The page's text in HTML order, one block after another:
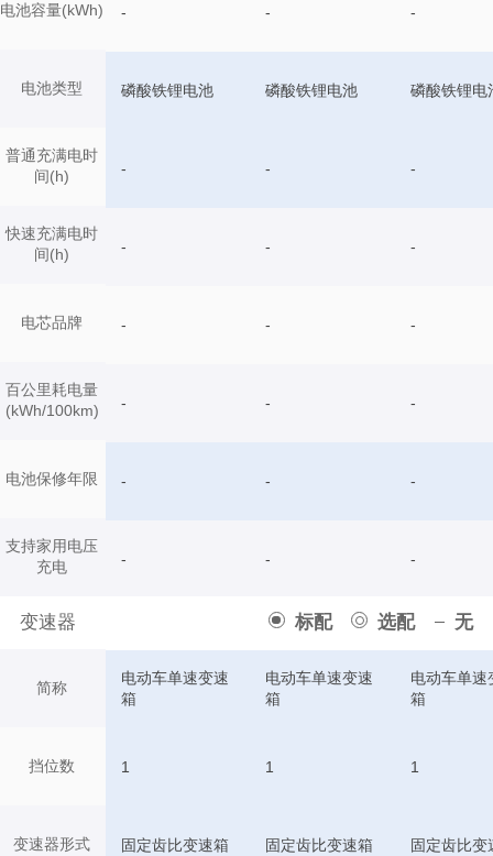
电池容量(kWh)
电池类型
普通充满电时
间(h)
快速充满电时
间(h)
电芯品牌
百公里耗电量
(kWh/100km)
电池保修年限
支持家用电压
充电
变速器 标配 选配 无
简称
挡位数
变速器形式
- - -
磷酸铁锂电池 磷酸铁锂电池 磷酸铁锂电
- - -
- - -
- - -
- - -
- - -
- - -
电动车单速变速
箱
电动车单速变速
箱
电动车单速
箱
1 1 1
固定齿比变速箱 固定齿比变速箱 固定齿比变